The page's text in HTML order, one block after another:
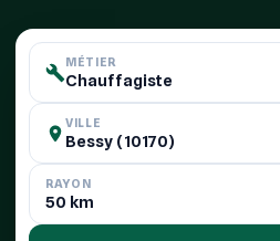
MÉTIER
VILLE
RAYON